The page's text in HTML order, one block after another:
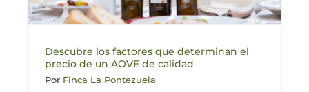
Descubre los factores que determinan el
precio de un AOVE de calidad
Por Finca La Pontezuela